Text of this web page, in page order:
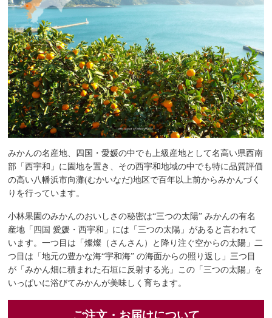
みかんの名産地、四国・愛媛の中でも上級産地として名高い県西南
部「西宇和」に園地を置き、その西宇和地域の中でも特に品質評価
の高い八幡浜市向灘(むかいなだ)地区で百年以上前からみかんづく
りを行っています。
小林果園のみかんのおいしさの秘密は“三つの太陽” みかんの有名
産地「四国 愛媛・西宇和」には「三つの太陽」があると言われて
います。一つ目は「燦燦（さんさん）と降り注ぐ空からの太陽」二
つ目は「地元の豊かな海“宇和海” の海面からの照り返し」三つ目
が「みかん畑に積まれた石垣に反射する光」この「三つの太陽」を
いっぱいに浴びてみかんが美味しく育ちます。
ご注文・お届けについて